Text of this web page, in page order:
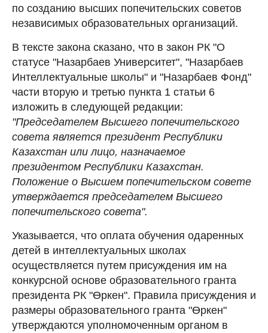
по созданию высших попечительских советов
независимых образовательных организаций.
В тексте закона сказано, что в закон РК "О
статусе "Назарбаев Университет", "Назарбаев
Интеллектуальные школы" и "Назарбаев Фонд"
части вторую и третью пункта 1 статьи 6
изложить в следующей редакции:
"Председателем Высшего попечительского
совета является президент Республики
Казахстан или лицо, назначаемое
президентом Республики Казахстан.
Положение о Высшем попечительском совете
утверждается председателем Высшего
попечительского совета".
Указывается, что оплата обучения одаренных
детей в интеллектуальных школах
осуществляется путем присуждения им на
конкурсной основе образовательного гранта
президента РК "Өркен". Правила присуждения и
размеры образовательного гранта "Өркен"
утверждаются уполномоченным органом в